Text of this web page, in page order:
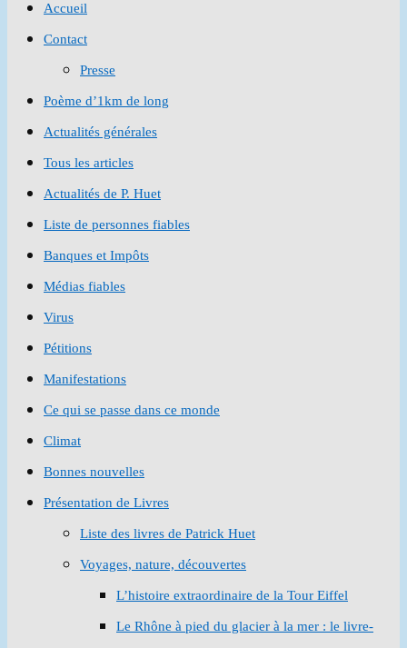
Accueil
Contact
Presse
Poème d’1km de long
Actualités générales
Tous les articles
Actualités de P. Huet
Liste de personnes fiables
Banques et Impôts
Médias fiables
Virus
Pétitions
Manifestations
Ce qui se passe dans ce monde
Climat
Bonnes nouvelles
Présentation de Livres
Liste des livres de Patrick Huet
Voyages, nature, découvertes
L’histoire extraordinaire de la Tour Eiffel
Le Rhône à pied du glacier à la mer : le livre-